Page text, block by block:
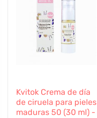
Kvitok Crema de día
de ciruela para pieles
maduras 50 (30 ml) -